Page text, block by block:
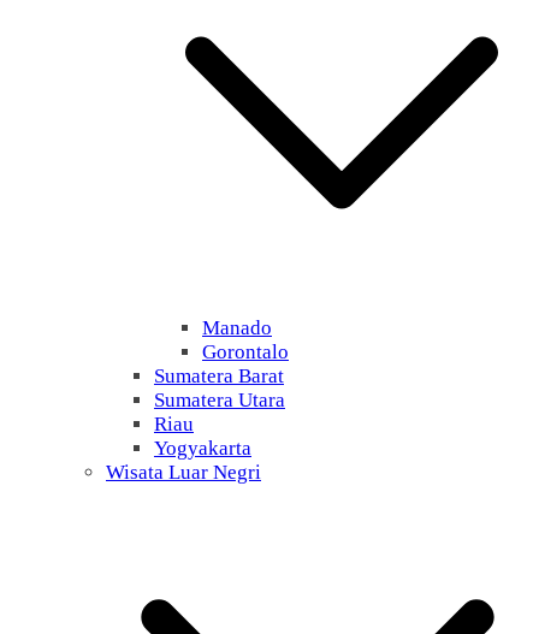
Manado
Gorontalo
Sumatera Barat
Sumatera Utara
Riau
Yogyakarta
Wisata Luar Negri